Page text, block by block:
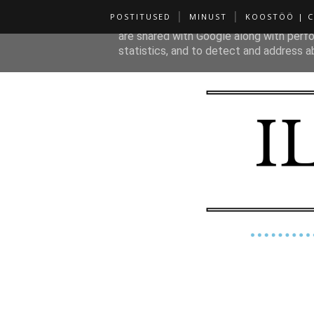
POSTITUSED MINUST KOOSTÖÖ |
This site uses cookies from Google to
are shared with Google along with
statistics, and to detect and address